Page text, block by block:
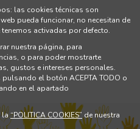
las cookies técnicas son
pueda funcionar, no necesitan de
activadas por defecto.
nuestra página, para
o para poder mostrarte
gustos e intereses personales.
el botón ACEPTA TODO o
en el apartado
la“POLITICA COOKIES” de nuestra